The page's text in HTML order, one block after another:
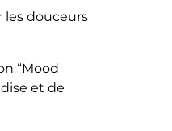
les douceurs
“Mood
et de